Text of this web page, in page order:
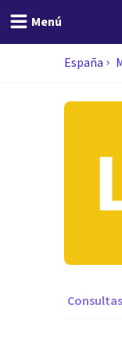
Menú
España
Consultas